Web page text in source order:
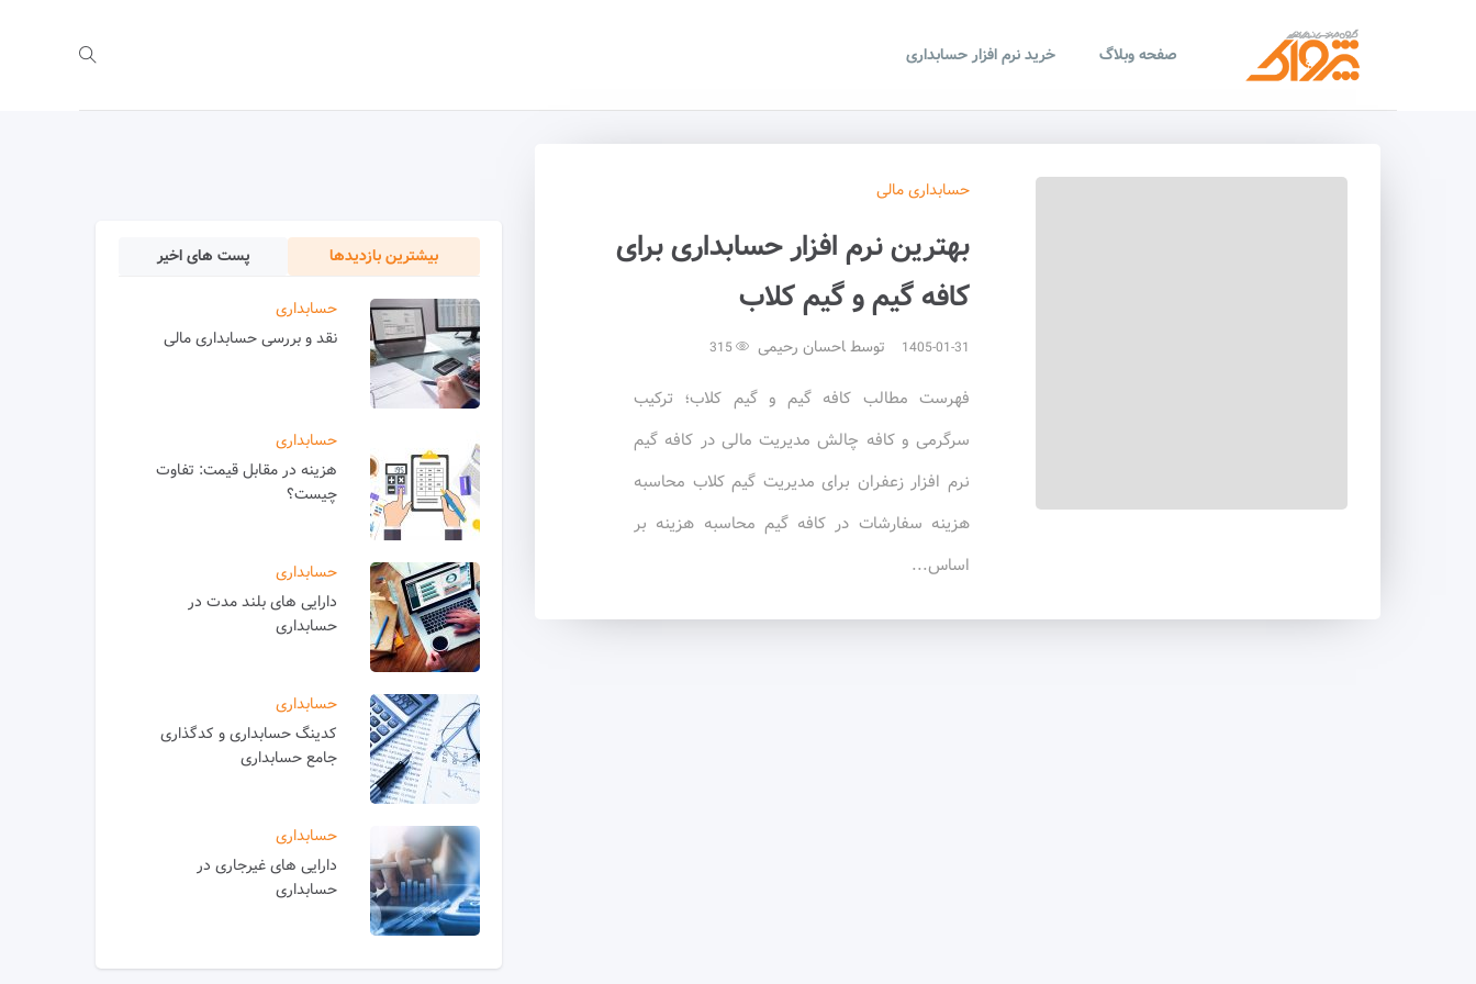
صفحه وبلاگ خرید نرم افزار حسابداری
حسابداریمالی
بهترین نرم افزار حسابداری برای
کافه گیم و گیم کلاب
1405-01-31 توسط احسان رحیمی
فهرست مطالب کافه گیم و گیم کلاب؛ ترکیب
سرگرمی و کافه چالش مدیریت مالی در کافه گیم
نرم افزار زعفران برای مدیریت گیم کلاب محاسبه
هزینه سفارشات در کافه گیم محاسبه هزینه بر
اساس...
بیشترین بازدیدها پست های اخیر
حسابداری
نقد و بررسی حسابداری مالی
حسابداری
هزینه در مقابل قیمت: تفاوت
چیست؟
حسابداری
دارایی های بلند مدت در
حسابداری
حسابداری
کدینگ حسابداری و کدگذاری
جامع حسابداری
حسابداری
دارایی های غیرجاری در
حسابداری